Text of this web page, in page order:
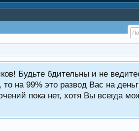
Будьте бдительны и не
на 99% это развод Вас на
пока нет, хотя Вы всегда